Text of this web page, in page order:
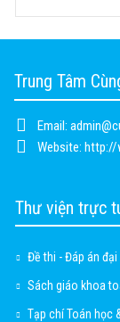
Trung Tâm
Email:
Website: http://
Thư viện trực
Đề thi - Đáp án đại
Sách giáo khoa
Tạp chí Toán học